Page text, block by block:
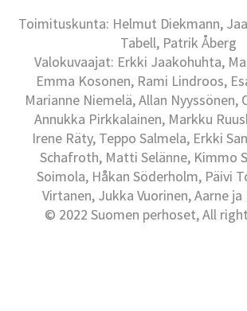
Toimituskunta: Helmut Diekmann,
Tabell, Patrik Åberg
Valokuvaajat: Erkki Jaakohuhta,
Emma Kosonen, Rami Lindroos,
Marianne Niemelä, Allan Nyyssönen,
Annukka Pirkkalainen, Markku
Irene Räty, Teppo Salmela, Erkki
Schafroth, Matti Selänne, Kimmo
Soimola, Håkan Söderholm, Päivi
Virtanen, Jukka Vuorinen, Aarne ja
© 2022 Suomen perhoset, All